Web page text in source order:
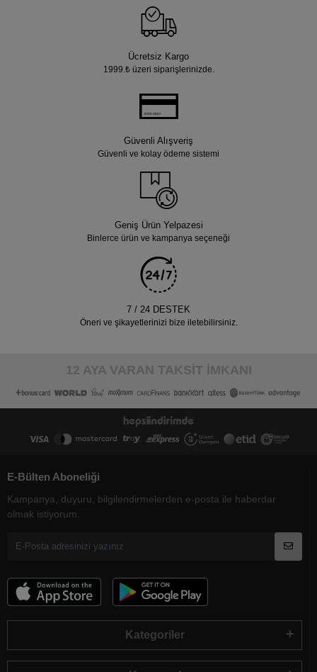
Ücretsiz Kargo
1999.₺ üzeri siparişlerinizde.
Güvenli Alışveriş
Güvenli ve kolay ödeme sistemi
Geniş Ürün Yelpazesi
Binlerce ürün ve kampanya seçeneği
7 / 24 DESTEK
Öneri ve şikayetlerinizi bize iletebilirsiniz.
12 AYA VARAN TAKSİT İMKANI
E-Bülten Aboneliği
Kampanya, duyuru, bilgilendirmelerden e-posta ile haberdar
olmak istiyorum.
Kategoriler